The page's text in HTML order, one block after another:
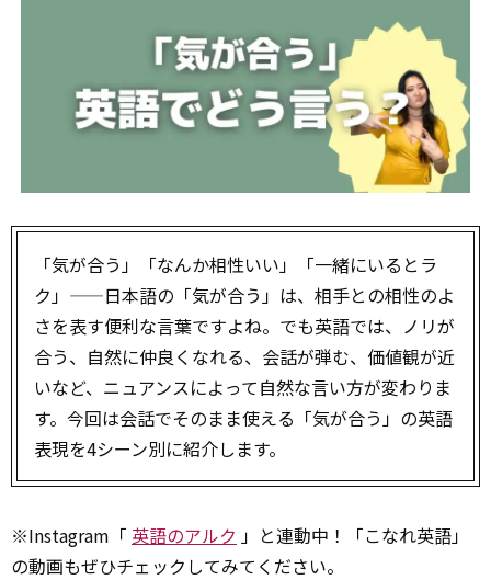
「気が合う」「なんか相性いい」「一緒にいるとラ
ク」——日本語の「気が合う」は、相手との相性のよ
さを表す便利な言葉ですよね。でも英語では、ノリが
合う、自然に仲良くなれる、会話が弾む、価値観が近
いなど、ニュアンスによって自然な言い方が変わりま
す。今回は会話でそのまま使える「気が合う」の英語
表現を4シーン別に紹介します。
※Instagram「 英語のアルク 」と連動中！「こなれ英語」
の動画もぜひチェックしてみてください。